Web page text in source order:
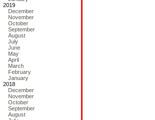
2019
December
November
October
September
August
July
June
May
April
March
February
January
2018
December
November
October
September
August